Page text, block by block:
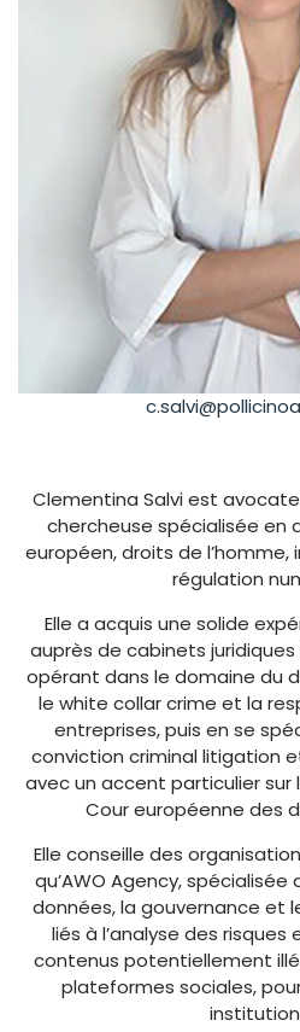
Clementina Salvi est
chercheuse spécialisée en
européen, droits de
régulation
Elle a acquis une solide
auprès de cabinets
opérant dans le domaine du
le white collar crime et la
entreprises, puis en se
conviction criminal litigation
avec un accent particulier
Cour européenne des
Elle conseille des
qu’AWO Agency,
données, la gouvernance et
liés à l’analyse des
contenus potentiellement
plateformes sociales,